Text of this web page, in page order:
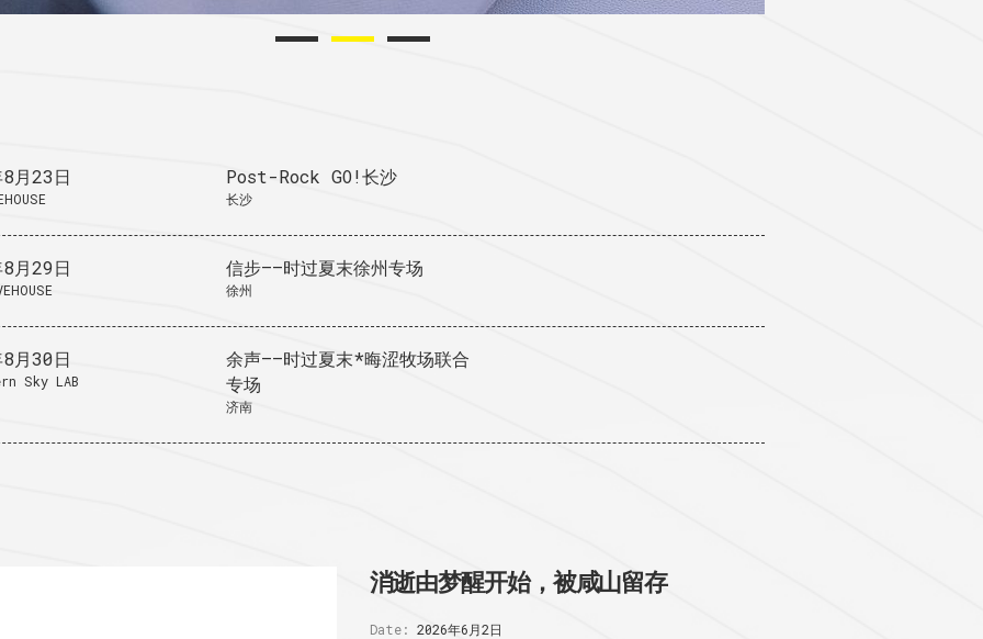
月23日 Post-Rock GO!长沙
长沙
月29日 信步——时过夏末徐州专场
徐州
月30日
Sky LAB
余声——时过夏末*晦涩牧场联合
专场
济南
消逝由梦醒开始，被咸山留存
Date: 2026年6月2日